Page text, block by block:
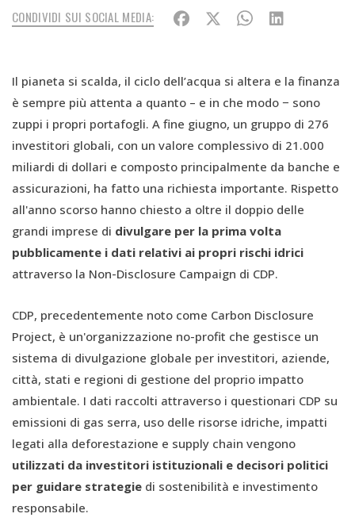
CONDIVIDI SUI SOCIAL MEDIA:
Il pianeta si scalda, il ciclo dell’acqua si altera e la finanza
è sempre più attenta a quanto – e in che modo − sono
zuppi i propri portafogli. A fine giugno, un gruppo di 276
investitori globali, con un valore complessivo di 21.000
miliardi di dollari e composto principalmente da banche e
assicurazioni, ha fatto una richiesta importante. Rispetto
all'anno scorso hanno chiesto a oltre il doppio delle
grandi imprese di divulgare per la prima volta
pubblicamente i dati relativi ai propri rischi idrici
attraverso la Non-Disclosure Campaign di CDP.
CDP, precedentemente noto come Carbon Disclosure
Project, è un'organizzazione no-profit che gestisce un
sistema di divulgazione globale per investitori, aziende,
città, stati e regioni di gestione del proprio impatto
ambientale. I dati raccolti attraverso i questionari CDP su
emissioni di gas serra, uso delle risorse idriche, impatti
legati alla deforestazione e supply chain vengono
utilizzati da investitori istituzionali e decisori politici
per guidare strategie di sostenibilità e investimento
responsabile.